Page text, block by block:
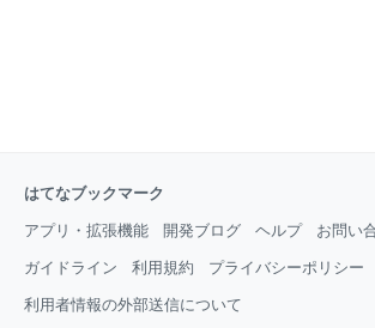
はてなブックマーク
アプリ・拡張機能 開発ブログ ヘルプ お問い
ガイドライン 利用規約 プライバシーポリシー
利用者情報の外部送信について